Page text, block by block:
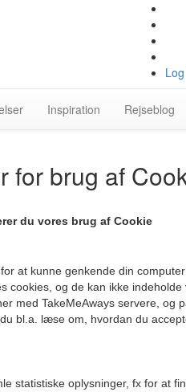
Inspiration Rejseblog
for brug af
du vores brug af Cookie
at kunne genkende din
cookies, og de kan ikke
med TakeMeAways servere, og
bl.a. læse om, hvordan du
statistiske oplysninger, fx for at